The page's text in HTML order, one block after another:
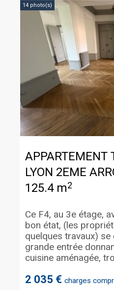
14 photo(s)
APPARTEMENT
LYON 2EME
125.4 m2
2 035 € charges
Ce F4, au 3e étage,
bon état, (les
quelques travaux)
grande entrée
cuisine aménagée,